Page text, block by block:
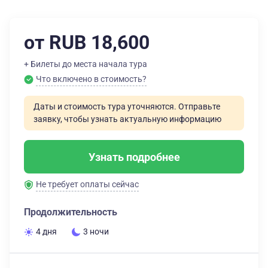
от RUB 18,600
+ Билеты до места начала тура
Что включено в стоимость?
Даты и стоимость тура уточняются. Отправьте
заявку, чтобы узнать актуальную информацию
Узнать подробнее
Не требует оплаты сейчас
Продолжительность
4 дня 3 ночи